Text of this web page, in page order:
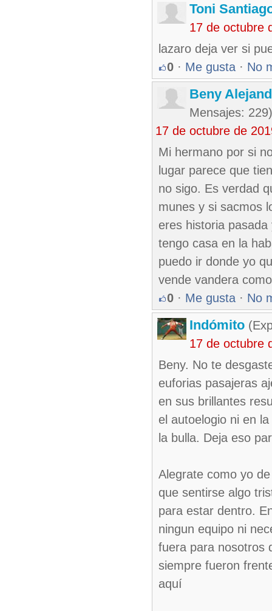
Toni
17 de octubre
lazaro deja ver si
0 · Me gusta · No
Beny
Mensajes: 229)
17 de octubre de
Mi hermano por si
lugar parece que
no sigo. Es verdad
munes y si sacmos
eres historia
tengo casa en la
puedo ir donde yo
vende vandera
0 · Me gusta · No
Indómito
17 de octubre
Beny. No te
euforias pasajeras
en sus brillantes
el autoelogio ni en
la bulla. Deja eso
Alegrate como yo
que sentirse algo
para estar dentro.
ningun equipo ni
fuera para nosotros
siempre fueron
aquí